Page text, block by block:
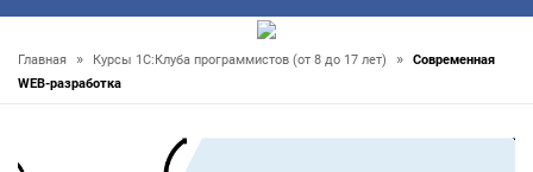
Главная » Курсы 1С:Клуба программистов (от 8 до 17 лет) »
Современная
WEB-разработка